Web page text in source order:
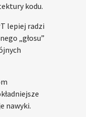
kodu.
lepiej radzi
„głosu”
nawyki.